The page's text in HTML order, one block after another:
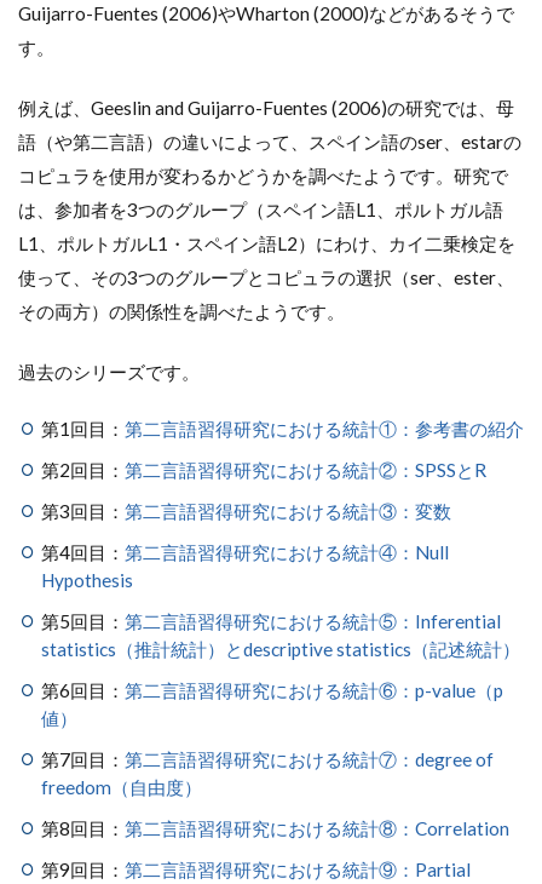
Guijarro-Fuentes (2006)やWharton (2000)などがあるそうで
す。
例えば、Geeslin and Guijarro-Fuentes (2006)の研究では、母
語（や第二言語）の違いによって、スペイン語のser、estarの
コピュラを使用が変わるかどうかを調べたようです。研究で
は、参加者を3つのグループ（スペイン語L1、ポルトガル語
L1、ポルトガルL1・スペイン語L2）にわけ、カイ二乗検定を
使って、その3つのグループとコピュラの選択（ser、ester、
その両方）の関係性を調べたようです。
過去のシリーズです。
第1回目： 第二言語習得研究における統計①：参考書の紹介
第2回目： 第二言語習得研究における統計②：SPSSとR
第3回目： 第二言語習得研究における統計③：変数
第4回目： 第二言語習得研究における統計④：Null
Hypothesis
第5回目： 第二言語習得研究における統計⑤：Inferential
statistics（推計統計）とdescriptive statistics（記述統計）
第6回目： 第二言語習得研究における統計⑥：p-value（p
値）
第7回目： 第二言語習得研究における統計⑦：degree of
freedom（自由度）
第8回目： 第二言語習得研究における統計⑧：Correlation
第9回目： 第二言語習得研究における統計⑨：Partial